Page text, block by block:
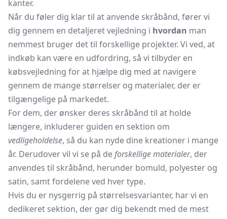
kanter.
Når du føler dig klar til at anvende skråbånd, fører vi
dig gennem en detaljeret vejledning i hvordan man
nemmest bruger det til forskellige projekter. Vi ved, at
indkøb kan være en udfordring, så vi tilbyder en
købsvejledning for at hjælpe dig med at navigere
gennem de mange størrelser og materialer, der er
tilgængelige på markedet.
For dem, der ønsker deres skråbånd til at holde
længere, inkluderer guiden en sektion om
vedligeholdelse, så du kan nyde dine kreationer i mange
år. Derudover vil vi se på deforskellige materialer, der
anvendes til skråbånd, herunder bomuld, polyester og
satin, samt fordelene ved hver type.
Hvis du er nysgerrig på størrelsesvarianter, har vi en
dedikeret sektion, der gør dig bekendt med de mest